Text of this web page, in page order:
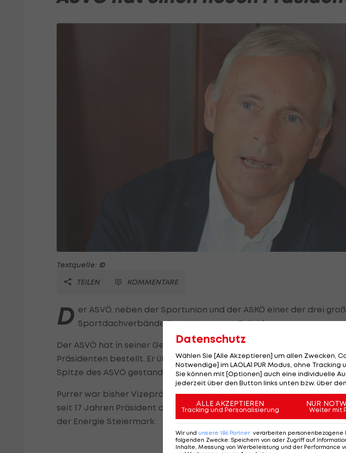
Textquelle: ©
TEILEN
KOMMENTARE
D er ASVÖ, neben der Sportunion und der ASKÖ einer der drei
Sportdachverbände, hat einen neuen Präsidenten.
Der ASVÖ hat in seiner Generalversammlung am Samstag Christian
Präsidenten bestellt. Er übernimmt das Amt von Siegfried
Spitze des ASVÖ gestanden war.
Purrer war bisher Vizepräsident und Finanzreferent in der
seit 17 Jahren Präsident des ASVÖ-Steiermark. Im Zivilberuf ist der
der Energie Steiermark.
Datenschutz
Wählen Sie [Alle Akzeptieren] um allen Zwecken,
Notwendige] im LAOLA1 PUR Modus, ohne
Sie können mit [Optionen] auch eine individuelle
jederzeit über den Button links unten bzw. über
ALLE AKZEPTIEREN
Tracking und Personalisierung
NUR
Weiter mit
Wir und unsere 186 Partner verarbeiten personenbezogene
folgenden Zwecke: Speichern von oder Zugriff auf
Inhalte, Messung von Werbeleistung und der Performance